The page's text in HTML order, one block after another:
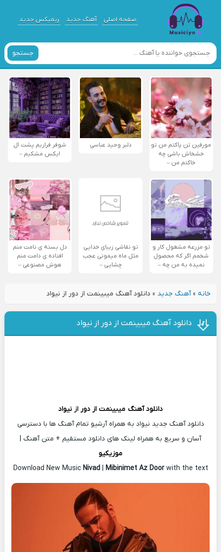
صفحه اصلی آهنگ جدید ریمیکس جدید
جستجو
مورفین تن پاکتم من تو
خشخاش باشی چه
خاکتم من –
دلبر وحید عباسی
شوفر فراریم پشت ال
ایکس مشکیم –
تو مزرعه مشغول کار و
شخمم اگر که محصول
نمیده به من چه –
تو نقاشی زیبای خدایی
مثل ماه میمونی عجب
چشایی –
دل بسته ی نامت منم
افتاده ی دامت منم
هوش مصنوعی –
خانه»آهنگ جدید » دانلود آهنگ میبینمت از دور از نیواد
دانلود آهنگ میبینمت از دور از نیواد
دانلود آهنگ میبینمت از دور از نیواد
دانلود آهنگ جدید نیواد به همراه آرشیو تمام آهنگ ها با دسترسی
آسان و سریع به همراه لینک های دانلود مستقیم + متن آهنگ |
موزیکیو
Download New Music Nivad| Mibinimet Az Door with the text